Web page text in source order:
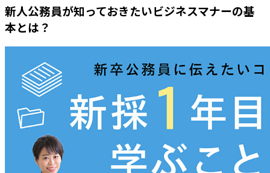
新人公務員が知っておきたいビジネスマナーの基
本とは？